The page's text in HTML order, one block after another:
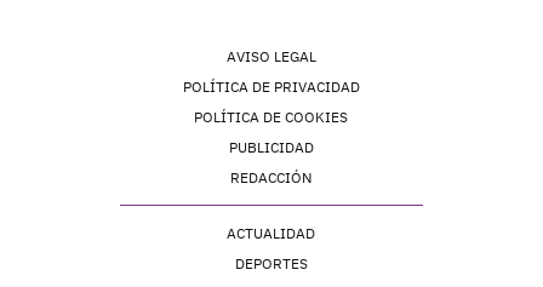
AVISO LEGAL
POLÍTICA DE PRIVACIDAD
POLÍTICA DE COOKIES
PUBLICIDAD
REDACCIÓN
ACTUALIDAD
DEPORTES